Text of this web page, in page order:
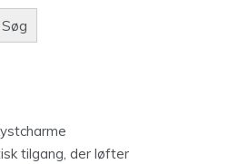
Søg
tilgang, der løfter